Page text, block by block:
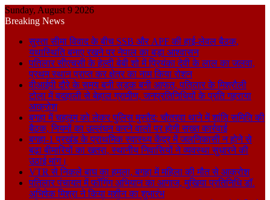
Sunday, August 9 2026
Breaking News
सुस्ता सीमा विवाद के बीच SSB और APF की हाई-लेवल बैठक,
यथास्थिति बनाए रखने पर नेपाल का बड़ा आश्वासन
पतिलार सीएचसी के हेल्दी बेबी शो में प्रियंका देवी के लाल का जलवा,
प्रथम स्थान प्राप्त कर क्षेत्र का नाम किया रोशन
वीआईपी दौरे के समय बनी सड़क बनी आफत, पतिलार के मिश्रौली
टोला में बदहाली से बेहाल ग्रामीण, जनप्रतिनिधियों के प्रति गहराया
आक्रोश
बगहा में चहलूम को लेकर पुलिस मुस्तैद: चौतरवा थाने में शांति समिति की
बैठक, नियमों का उल्लंघन करने वालों पर होगी सख्त कार्रवाई
बगहा-1 प्रखंड के प्राथमिक स्वास्थ्य केंद्र में जलनिकासी न होने से
बढ़ा बीमारियों का खतरा, स्थानीय निवासियों ने व्यवस्था सुधारने की
उठाई मांग।
VTR से निकले बाघ का हमला, बगहा में महिला की मौत से आक्रोश
पतिलार पंचायत में फॉगिंग अभियान का आगाज, मुखिया प्रतिनिधि डॉ.
अभिषेक मिश्रा ने किया मशीन का शुभारंभ